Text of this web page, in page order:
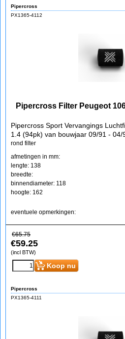
Pipercross
PX1365-4112
Pipercross Filter Peugeot
Pipercross Sport Vervangings
1.4 (94pk) van bouwjaar 09/91 - 04/
rond filter
afmetingen in mm:
lengte: 138
breedte:
binnendiameter: 118
hoogte: 162
eventuele opmerkingen:
€65.75
€59.25
(incl BTW)
Koop nu
Pipercross
PX1365-4111